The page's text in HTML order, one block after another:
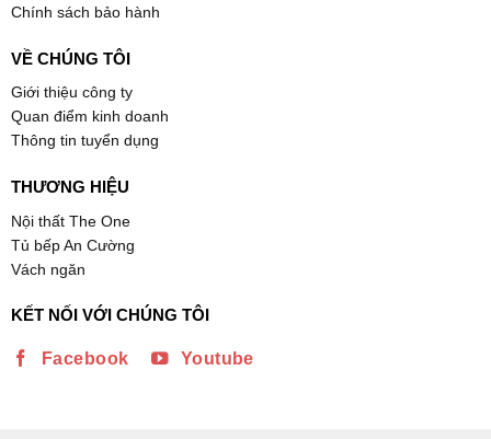
Chính sách bảo hành
VỀ CHÚNG TÔI
Giới thiệu công ty
Quan điểm kinh doanh
Thông tin tuyển dụng
THƯƠNG HIỆU
Nội thất The One
Tủ bếp An Cường
Vách ngăn
KẾT NỐI VỚI CHÚNG TÔI
Facebook Youtube